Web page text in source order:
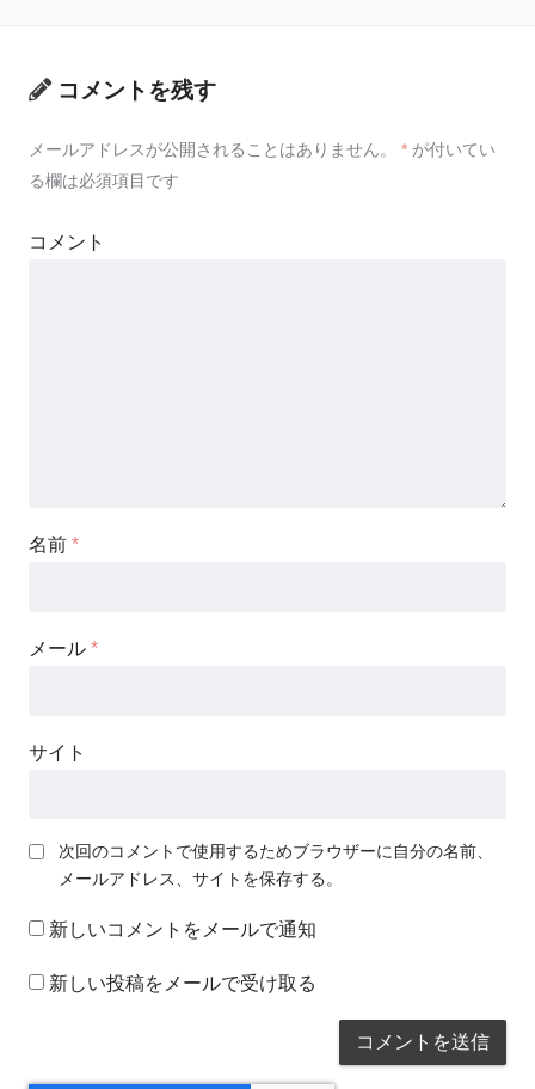
コメントを残す
メールアドレスが公開されることはありません。 * が付いてい
る欄は必須項目です
コメント
名前 *
メール *
サイト
次回のコメントで使用するためブラウザーに自分の名前、
メールアドレス、サイトを保存する。
新しいコメントをメールで通知
新しい投稿をメールで受け取る